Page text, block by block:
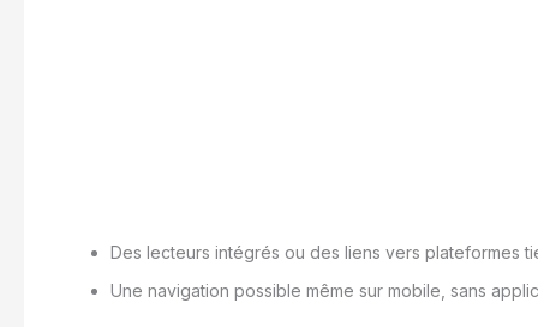
Des lecteurs intégrés ou des liens vers plateformes
Une navigation possible même sur mobile, sans